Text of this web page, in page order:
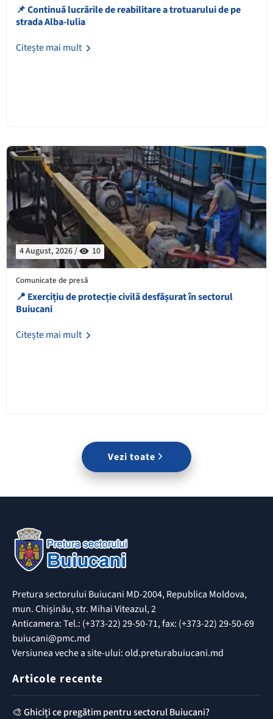
📌 Continuă lucrările de reabilitare a trotuarului de pe
strada Alba-Iulia
Citește mai mult
4 August, 2026 / 10
Comunicate de presă
📍 Exercițiu de protecție civilă desfășurat în sectorul
Buiucani
Citește mai mult
Vezi toate
Pretura sectorului Buiucani MD-2004, Republica Moldova,
mun. Chișinău, str. Mihai Viteazul, 2
Anticamera: Tel.: (+373-22) 29-50-71, fax: (+373-22) 29-50-69
buiucani@pmc.md
Versiunea veche a site-ului: old.preturabuiucani.md
Articole recente
🎨 Ghiciți ce pregătim pentru sectorul Buiucani?